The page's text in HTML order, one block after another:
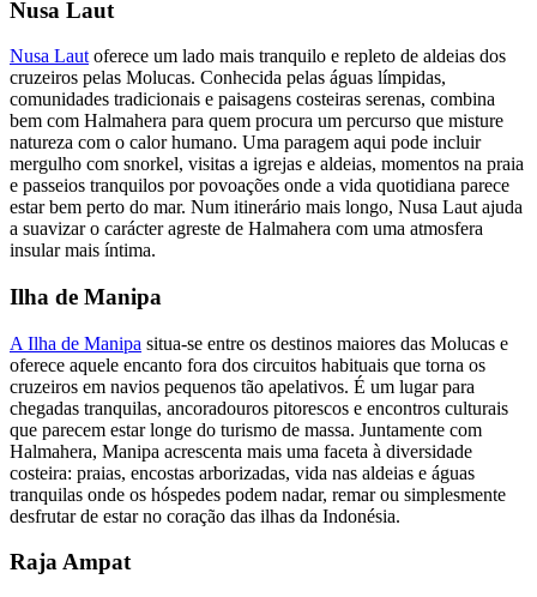
Nusa Laut
Nusa Laut oferece um lado mais tranquilo e repleto de aldeias dos
cruzeiros pelas Molucas. Conhecida pelas águas límpidas,
comunidades tradicionais e paisagens costeiras serenas, combina
bem com Halmahera para quem procura um percurso que misture
natureza com o calor humano. Uma paragem aqui pode incluir
mergulho com snorkel, visitas a igrejas e aldeias, momentos na praia
e passeios tranquilos por povoações onde a vida quotidiana parece
estar bem perto do mar. Num itinerário mais longo, Nusa Laut ajuda
a suavizar o carácter agreste de Halmahera com uma atmosfera
insular mais íntima.
Ilha de Manipa
A Ilha de Manipa situa-se entre os destinos maiores das Molucas e
oferece aquele encanto fora dos circuitos habituais que torna os
cruzeiros em navios pequenos tão apelativos. É um lugar para
chegadas tranquilas, ancoradouros pitorescos e encontros culturais
que parecem estar longe do turismo de massa. Juntamente com
Halmahera, Manipa acrescenta mais uma faceta à diversidade
costeira: praias, encostas arborizadas, vida nas aldeias e águas
tranquilas onde os hóspedes podem nadar, remar ou simplesmente
desfrutar de estar no coração das ilhas da Indonésia.
Raja Ampat